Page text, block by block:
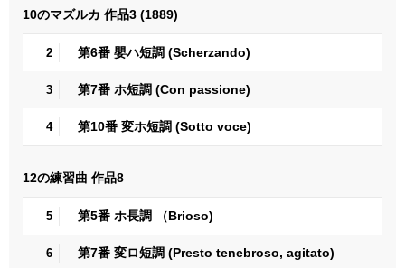
10のマズルカ 作品3 (1889)
2 第6番 嬰ハ短調 (Scherzando)
3 第7番 ホ短調 (Con passione)
4 第10番 変ホ短調 (Sotto voce)
12の練習曲 作品8
5 第5番 ホ長調 （Brioso)
6 第7番 変ロ短調 (Presto tenebroso, agitato)